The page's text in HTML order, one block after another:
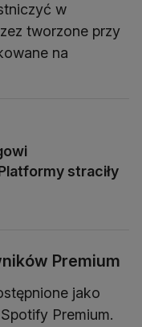
w
tworzone przy
na
straciły
Premium
jako
Premium.